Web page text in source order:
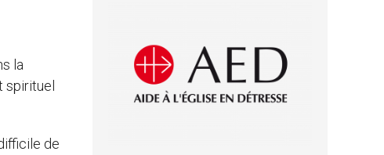
la
spirituel
de